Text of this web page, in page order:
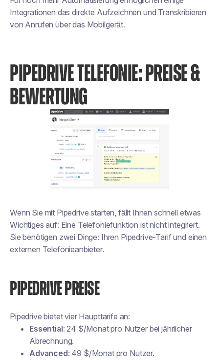
Integrationen das direkte Aufzeichnen und Transkribieren
von Anrufen über das Mobilgerät.
PIPEDRIVE TELEFONIE: PREISE &
BEWERTUNG
Wenn Sie mit Pipedrive starten, fällt Ihnen schnell etwas
Wichtiges auf: Eine Telefoniefunktion ist nicht integriert.
Sie benötigen zwei Dinge: Ihren Pipedrive-Tarif und einen
externen Telefonieanbieter.
PIPEDRIVE PREISE
Pipedrive bietet vier Haupttarife an:
Essential: 24 $/Monat pro Nutzer bei jährlicher
Abrechnung.
Advanced: 49 $/Monat pro Nutzer.